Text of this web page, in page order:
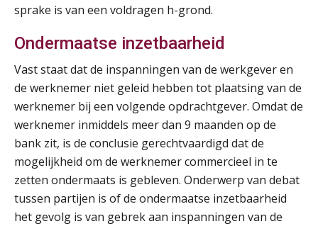
sprake is van een voldragen h-grond.
Ondermaatse inzetbaarheid
Vast staat dat de inspanningen van de werkgever en
de werknemer niet geleid hebben tot plaatsing van de
werknemer bij een volgende opdrachtgever. Omdat de
werknemer inmiddels meer dan 9 maanden op de
bank zit, is de conclusie gerechtvaardigd dat de
mogelijkheid om de werknemer commercieel in te
zetten ondermaats is gebleven. Onderwerp van debat
tussen partijen is of de ondermaatse inzetbaarheid
het gevolg is van gebrek aan inspanningen van de
AUG
Markus Verbeek Praehep
20
AUG
Module Loonheffingen PDL
Markus Verbeek Praehep
24
AUG
Module Loonheffingen VPS
Markus Verbeek Praehep
24
AUG
Summercourse Update loonheffingen en arbeidsrecht
MOCuitgevers